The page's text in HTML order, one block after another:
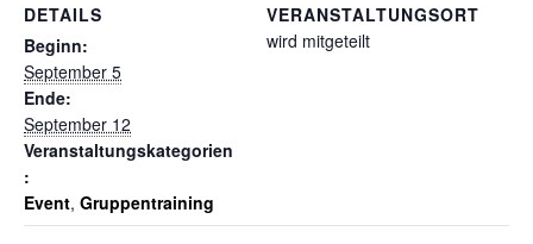
DETAILS
Beginn:
September 5
Ende:
September 12
Veranstaltungskategorien
:
Event, Gruppentraining
VERANSTALTUNGSORT
wird mitgeteilt